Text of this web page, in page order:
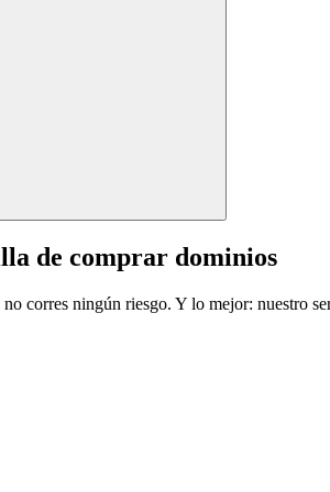
de comprar dominios
corres ningún riesgo. Y lo mejor: nuestro